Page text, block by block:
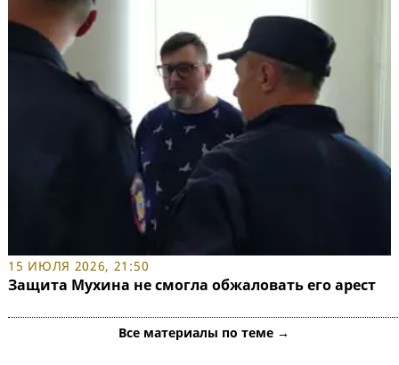
15 ИЮЛЯ 2026, 21:50
Защита Мухина не смогла обжаловать его арест
Все материалы по теме →